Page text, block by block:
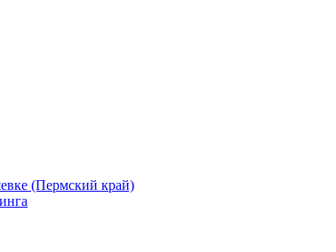
(Пермский край)